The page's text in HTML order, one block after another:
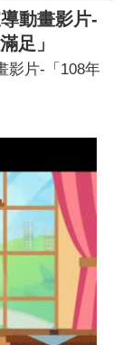
動畫影片-
足」
影片-「108年